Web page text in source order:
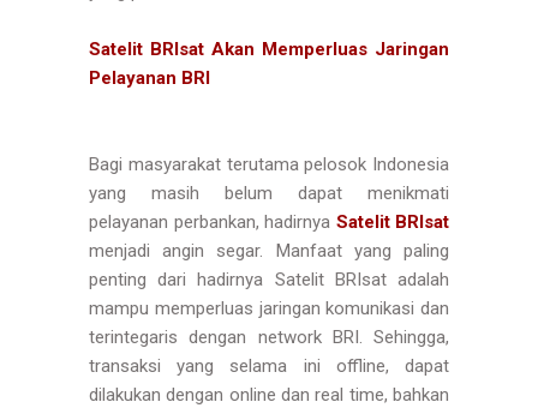
Satelit BRIsat Akan Memperluas Jaringan
Pelayanan BRI
Bagi masyarakat terutama pelosok Indonesia
yang masih belum dapat menikmati
pelayanan perbankan, hadirnya Satelit BRIsat
menjadi angin segar. Manfaat yang paling
penting dari hadirnya Satelit BRIsat adalah
mampu memperluas jaringan komunikasi dan
terintegaris dengan network BRI. Sehingga,
transaksi yang selama ini offline, dapat
dilakukan dengan online dan real time, bahkan